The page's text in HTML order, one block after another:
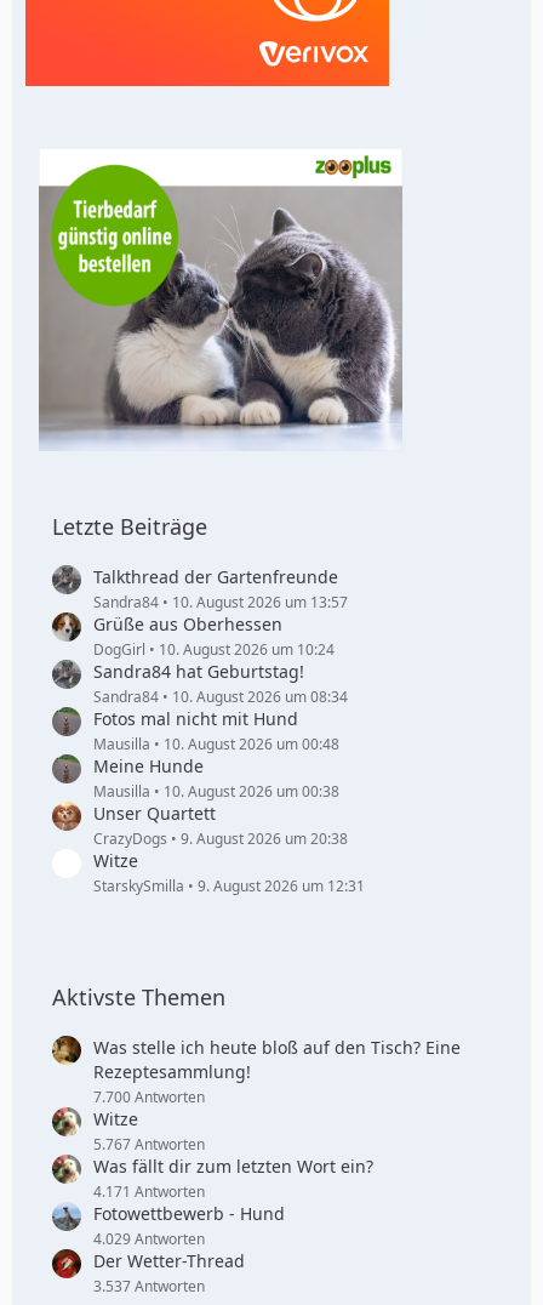
Letzte Beiträge
Talkthread der Gartenfreunde
Sandra84 10. August 2026 um 13:57
Grüße aus Oberhessen
DogGirl 10. August 2026 um 10:24
Sandra84 hat Geburtstag!
Sandra84 10. August 2026 um 08:34
Fotos mal nicht mit Hund
Mausilla 10. August 2026 um 00:48
Meine Hunde
Mausilla 10. August 2026 um 00:38
Unser Quartett
CrazyDogs 9. August 2026 um 20:38
Witze
StarskySmilla 9. August 2026 um 12:31
Aktivste Themen
Was stelle ich heute bloß auf den Tisch? Eine
Rezeptesammlung!
7.700 Antworten
Witze
5.767 Antworten
Was fällt dir zum letzten Wort ein?
4.171 Antworten
Fotowettbewerb - Hund
4.029 Antworten
Der Wetter-Thread
3.537 Antworten